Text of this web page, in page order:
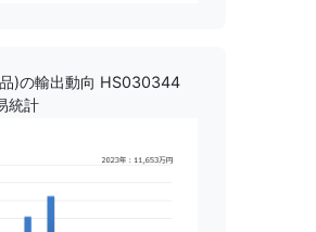
)の輸出動向 HS030344
統計